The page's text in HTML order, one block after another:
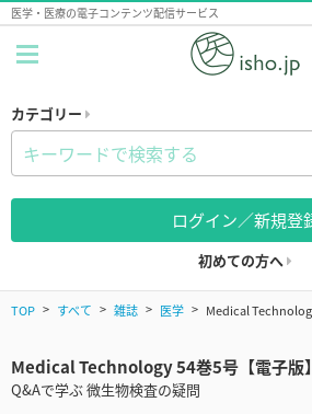
医学・医療の電子コンテンツ配信サービス
カテゴリー
ログイン／新規登
初めての方へ
TOP すべて 雑誌 医学 Medical
Medical Technology 54巻5号【電子版】
Q&Aで学ぶ 微生物検査の疑問